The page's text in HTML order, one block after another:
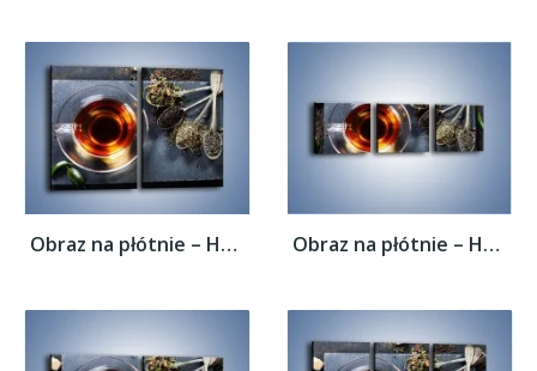
Obraz na płótnie – Herbata i inne dodatki... Obraz na płótnie – Herbata i inne dodatki...